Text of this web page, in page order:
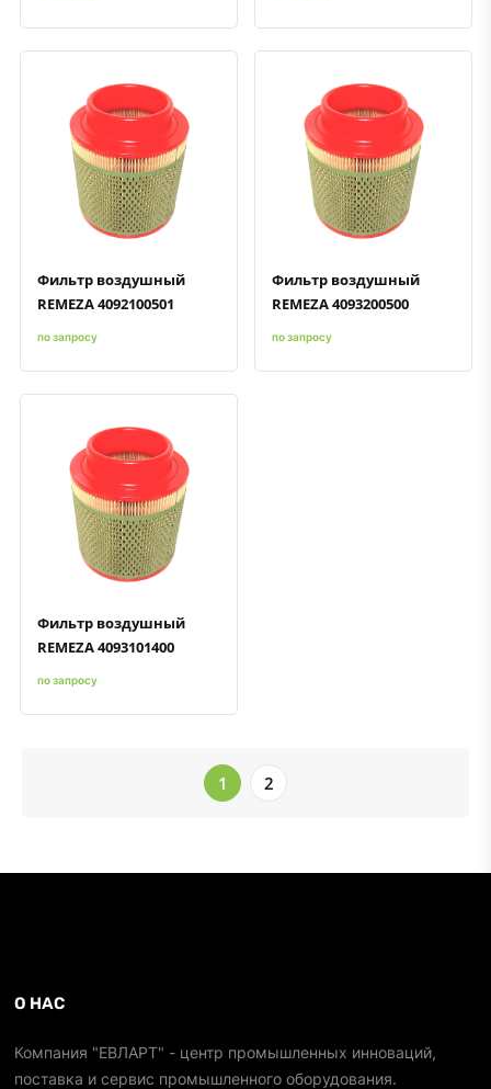
Быстрый просмотрДобавить к сравнению
Добавить в избранное
Фильтр воздушный
REMEZA 4092100501
по запросу
Быстрый просмотрДобавить к сравнению
Добавить в избранное
Фильтр воздушный
REMEZA 4093200500
по запросу
Быстрый просмотрДобавить к сравнению
Добавить в избранное
Фильтр воздушный
REMEZA 4093101400
по запросу
1 2
О НАС
Компания "ЕВЛАРТ" - центр промышленных инноваций,
поставка и сервис промышленного оборудования.